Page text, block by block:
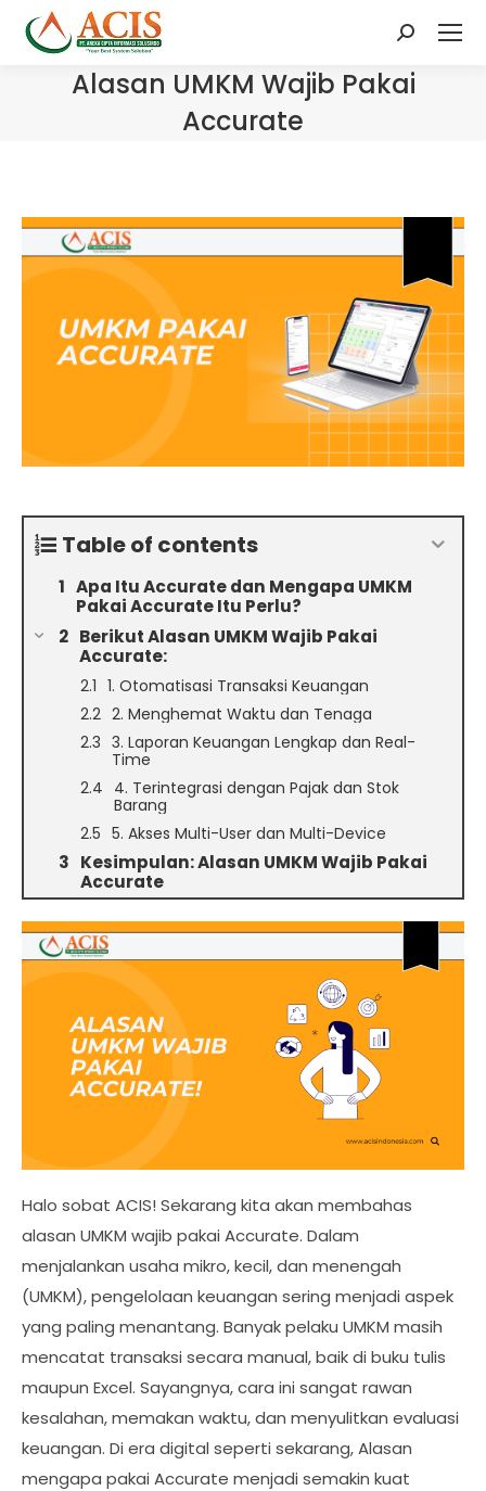
Search:
Alasan UMKM Wajib Pakai
Accurate
Table of contents
Apa Itu Accurate dan Mengapa UMKM
Pakai Accurate Itu Perlu?
Berikut Alasan UMKM Wajib Pakai
Accurate:
1. Otomatisasi Transaksi Keuangan
2. Menghemat Waktu dan Tenaga
3. Laporan Keuangan Lengkap dan Real-
Time
4. Terintegrasi dengan Pajak dan Stok
Barang
5. Akses Multi-User dan Multi-Device
Kesimpulan: Alasan UMKM Wajib Pakai
Accurate
Halo sobat ACIS! Sekarang kita akan membahas
alasan UMKM wajib pakai Accurate. Dalam
menjalankan usaha mikro, kecil, dan menengah
(UMKM), pengelolaan keuangan sering menjadi aspek
yang paling menantang. Banyak pelaku UMKM masih
mencatat transaksi secara manual, baik di buku tulis
maupun Excel. Sayangnya, cara ini sangat rawan
kesalahan, memakan waktu, dan menyulitkan evaluasi
keuangan. Di era digital seperti sekarang, Alasan
mengapa pakai Accurate menjadi semakin kuat